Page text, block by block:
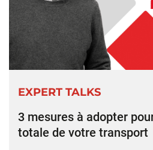
EXPERT TALKS
3 mesures à adopter
totale de votre transport